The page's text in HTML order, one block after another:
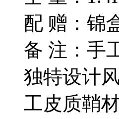
配 赠：锦
备 注：手
独特设计
工皮质鞘